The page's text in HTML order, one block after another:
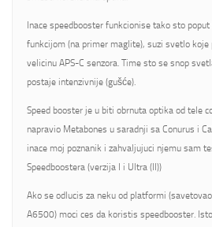
Inace speedbooster funkcionise tako sto
funkcijom (na primer maglite), suzi svetlo
velicinu APS-C senzora. Time sto se snop
postaje intenzivnije (gušće).
Speed booster je u biti obrnuta optika od tele
napravio Metabones u saradnji sa Conurus i
inace moj poznanik i zahvaljujuci njemu sam
Speedboostera (verzija I i Ultra (II))
Ako se odlucis za neku od platformi
A6500) moci ces da koristis speedbooster.